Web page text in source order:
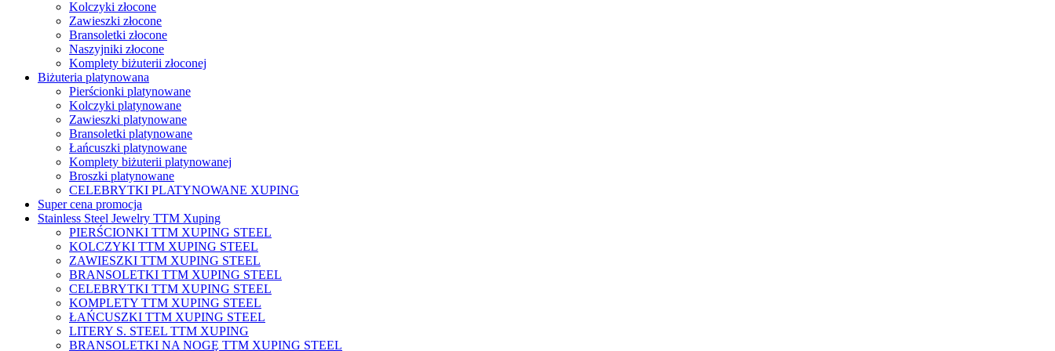
Kolczyki złocone
Zawieszki złocone
Bransoletki złocone
Naszyjniki złocone
Komplety biżuterii złoconej
Biżuteria platynowana
Pierścionki platynowane
Kolczyki platynowane
Zawieszki platynowane
Bransoletki platynowane
Łańcuszki platynowane
Komplety biżuterii platynowanej
Broszki platynowane
CELEBRYTKI PLATYNOWANE XUPING
Super cena promocja
Stainless Steel Jewelry TTM Xuping
PIERŚCIONKI TTM XUPING STEEL
KOLCZYKI TTM XUPING STEEL
ZAWIESZKI TTM XUPING STEEL
BRANSOLETKI TTM XUPING STEEL
CELEBRYTKI TTM XUPING STEEL
KOMPLETY TTM XUPING STEEL
ŁAŃCUSZKI TTM XUPING STEEL
LITERY S. STEEL TTM XUPING
BRANSOLETKI NA NOGĘ TTM XUPING STEEL